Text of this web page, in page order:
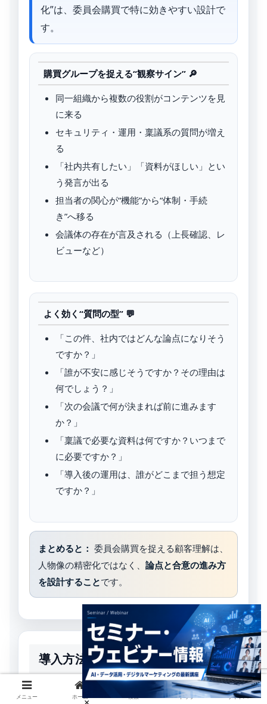
化”は、委員会購買で特に効きやすい設計で
す。
購買グループを捉える“観察サイン” 🔎
同一組織から複数の役割がコンテンツを見
に来る
セキュリティ・運用・稟議系の質問が増え
る
「社内共有したい」「資料がほしい」とい
う発言が出る
担当者の関心が“機能”から“体制・手続
き”へ移る
会議体の存在が言及される（上長確認、レ
ビューなど）
よく効く“質問の型” 💬
「この件、社内ではどんな論点になりそう
ですか？」
「誰が不安に感じそうですか？その理由は
何でしょう？」
「次の会議で何が決まれば前に進みます
か？」
「稟議で必要な資料は何ですか？いつまで
に必要ですか？」
「導入後の運用は、誰がどこまで担う想定
ですか？」
まとめると： 委員会購買を捉える顧客理解は、
人物像の精密化ではなく、 論点と合意の進み方
を設計することです。
導入方法
小さく始めるなら「論点パック」と「引き渡し基準」か
メニュー ホーム 検索 トップ サイドバー